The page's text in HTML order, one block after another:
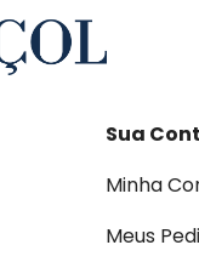
Sua
Minha
Meus